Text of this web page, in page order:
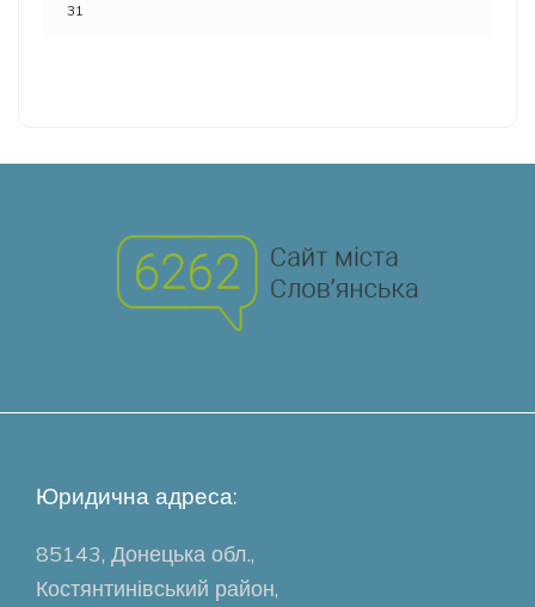
31
Юридична адреса:
85143, Донецька обл.,
Костянтинівський район,